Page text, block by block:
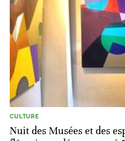
CULTURE
Nuit des Musées et des